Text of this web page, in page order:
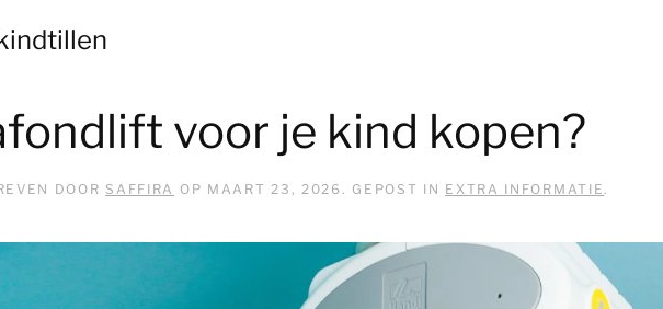
voor je kind kopen?
DOOR SAFFIRA OP MAART 23, 2026 . GEPOST IN EXTRA INFORMATIE.